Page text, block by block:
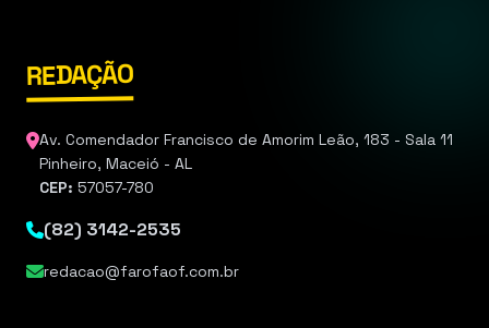
REDAÇÃO
Av. Comendador Francisco de Amorim Leão, 183 - Sala 11
Pinheiro, Maceió - AL
CEP: 57057-780
(82) 3142-2535
redacao@farofaof.com.br